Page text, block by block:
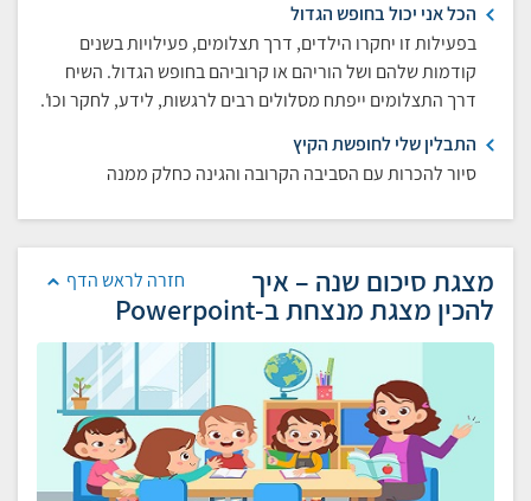
הכל אני יכול בחופש הגדול
בפעילות זו יחקרו הילדים, דרך תצלומים, פעילויות בשנים
קודמות שלהם ושל הוריהם או קרוביהם בחופש הגדול. השיח
דרך התצלומים ייפתח מסלולים רבים לרגשות, לידע, לחקר וכו'.
התבלין שלי לחופשת הקיץ
סיור להכרות עם הסביבה הקרובה והגינה כחלק ממנה
חזרה לראש הדף מצגת סיכום שנה – איך
להכין מצגת מנצחת ב-Powerpoint